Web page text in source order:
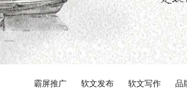
霸屏推广 软文发布 软文写作 品